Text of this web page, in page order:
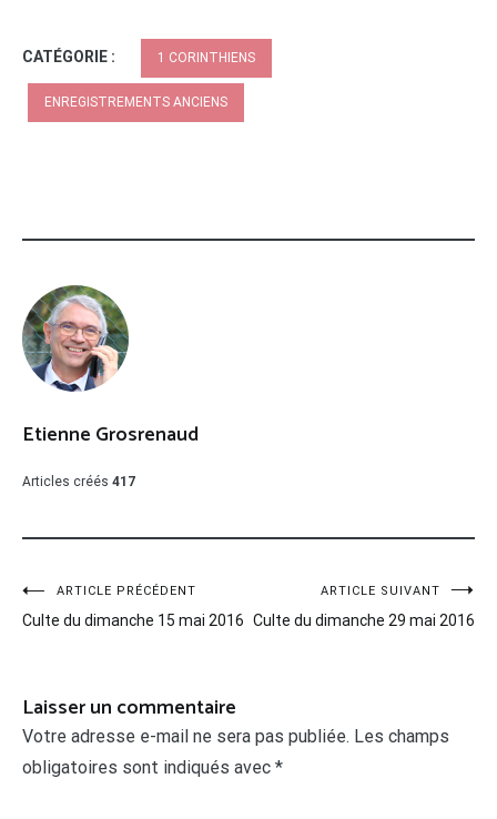
CATÉGORIE : 1 CORINTHIENS
ENREGISTREMENTS ANCIENS
Etienne Grosrenaud
Articles créés 417
Navigation
de
ARTICLE PRÉCÉDENT
Culte du dimanche 15 mai 2016
ARTICLE SUIVANT
Culte du dimanche 29 mai 2016
Laisser un commentaire
Votre adresse e-mail ne sera pas publiée. Les champs
obligatoires sont indiqués avec *